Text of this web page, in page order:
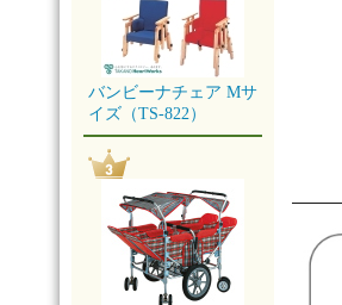
バンビーナチェア Mサ
イズ（TS-822）